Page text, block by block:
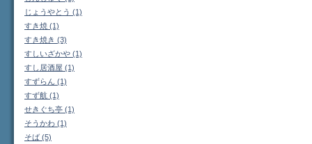
じょうやとう (1)
すき焼 (1)
すき焼き (3)
すしいざかや (1)
すし居酒屋 (1)
すずらん (1)
すず航 (1)
せきぐち亭 (1)
そうかわ (1)
そば (5)